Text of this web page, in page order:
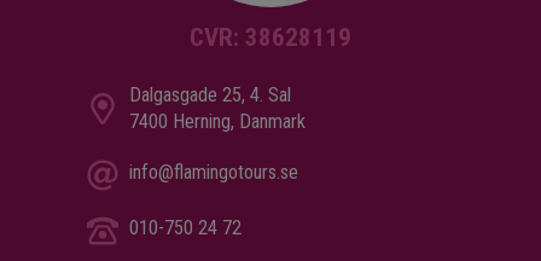
CVR: 38628119
Dalgasgade 25, 4. Sal
7400 Herning, Danmark
info@flamingotours.se
010-750 24 72